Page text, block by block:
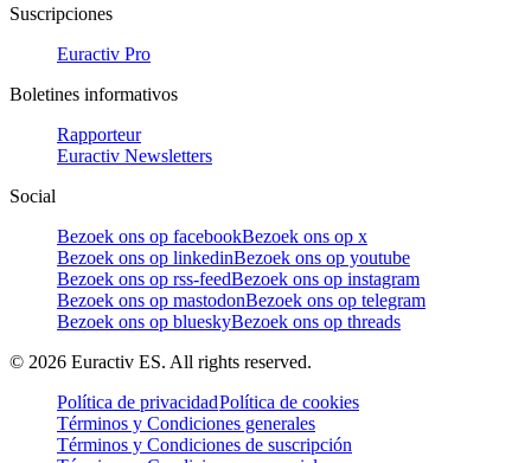
Suscripciones
Euractiv Pro
Boletines informativos
Rapporteur
Euractiv Newsletters
Social
Bezoek ons op facebookBezoek ons op x
Bezoek ons op linkedinBezoek ons op youtube
Bezoek ons op rss-feedBezoek ons op instagram
Bezoek ons op mastodonBezoek ons op telegram
Bezoek ons op blueskyBezoek ons op threads
© 2026 Euractiv ES. All rights reserved.
Política de privacidadPolítica de cookies
Términos y Condiciones generales
Términos y Condiciones de suscripción